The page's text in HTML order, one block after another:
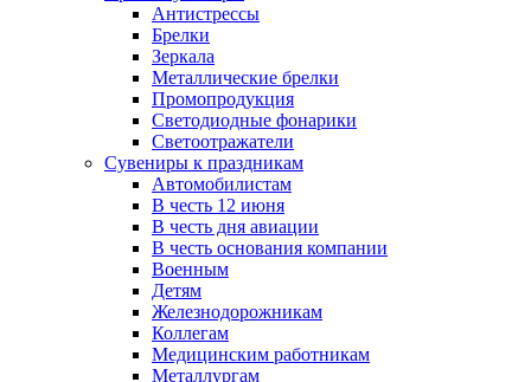
Антистрессы
Брелки
Зеркала
Металлические брелки
Промопродукция
Светодиодные фонарики
Светоотражатели
Сувениры к праздникам
Автомобилистам
В честь 12 июня
В честь дня авиации
В честь основания компании
Военным
Детям
Железнодорожникам
Коллегам
Медицинским работникам
Металлургам